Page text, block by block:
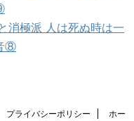
消極派 人は死ぬ時は一
⑧
プライバシーポリシー
ホー